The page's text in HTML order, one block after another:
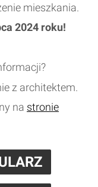
mieszkania.
2024 roku!
z architektem.
na stronie